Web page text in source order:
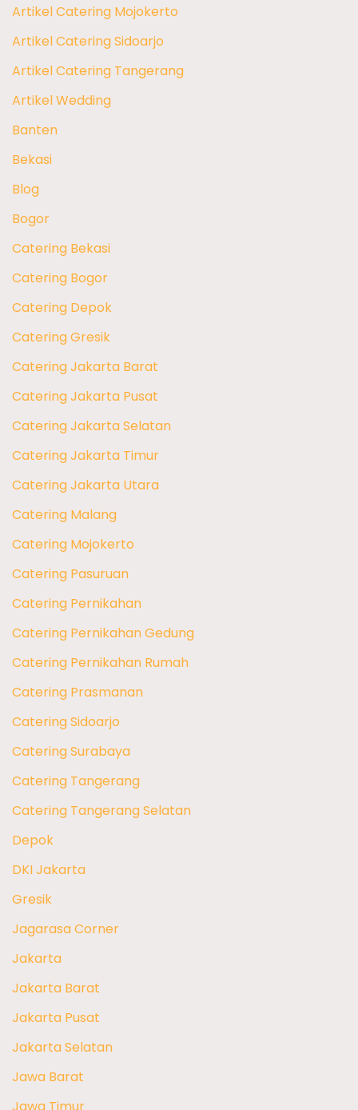
Artikel Catering Mojokerto
Artikel Catering Sidoarjo
Artikel Catering Tangerang
Artikel Wedding
Banten
Bekasi
Blog
Bogor
Catering Bekasi
Catering Bogor
Catering Depok
Catering Gresik
Catering Jakarta Barat
Catering Jakarta Pusat
Catering Jakarta Selatan
Catering Jakarta Timur
Catering Jakarta Utara
Catering Malang
Catering Mojokerto
Catering Pasuruan
Catering Pernikahan
Catering Pernikahan Gedung
Catering Pernikahan Rumah
Catering Prasmanan
Catering Sidoarjo
Catering Surabaya
Catering Tangerang
Catering Tangerang Selatan
Depok
DKI Jakarta
Gresik
Jagarasa Corner
Jakarta
Jakarta Barat
Jakarta Pusat
Jakarta Selatan
Jawa Barat